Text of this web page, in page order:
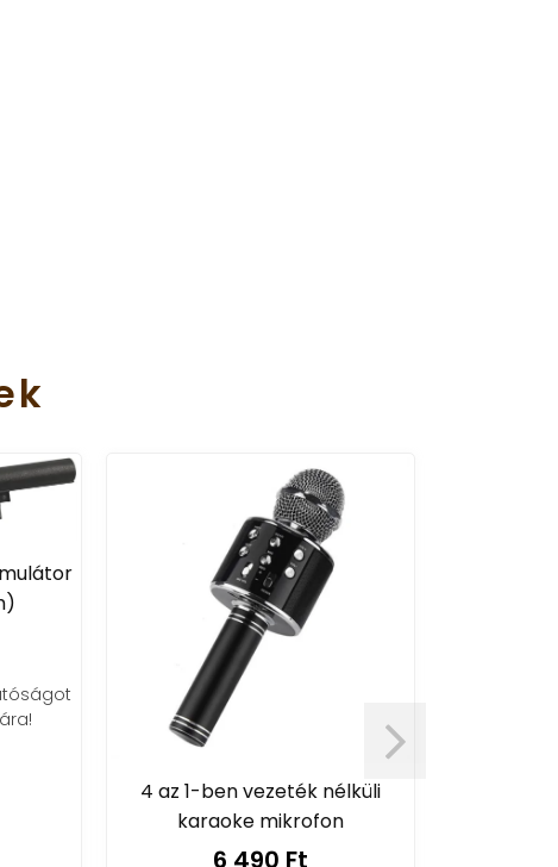
4 az 1-ben vezeték nélküli
karaoke mikrofon
6 490 Ft